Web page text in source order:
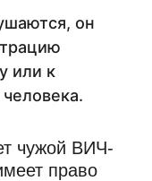
он
или к
чужой ВИЧ-
право